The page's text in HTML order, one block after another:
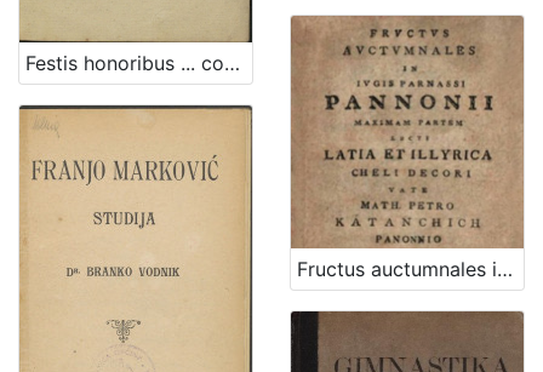
Festis honoribus ... comitis Antonii Amade ... dum solenni pompa in supremum comitem comitatus Zagrabiensis inauguraretur Zagrabiae XII. Kal. Aprilis anno M. DCCC. III. carmen / [dicatum per Titum Brezovatsky ...]
Fructus auctumnales in iugis Parnassi Pannonii maximam partem lecti Latia et Illyrica cheli decori / vate Math. Petro Katanchich Panonnio in Archigymn. Zagrab. schol. hum. professore